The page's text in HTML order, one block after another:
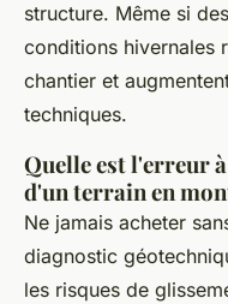
structure. Même si
conditions hivernales
chantier et
techniques.
Quelle est l'erreur
d'un terrain en
Ne jamais acheter
diagnostic
les risques de